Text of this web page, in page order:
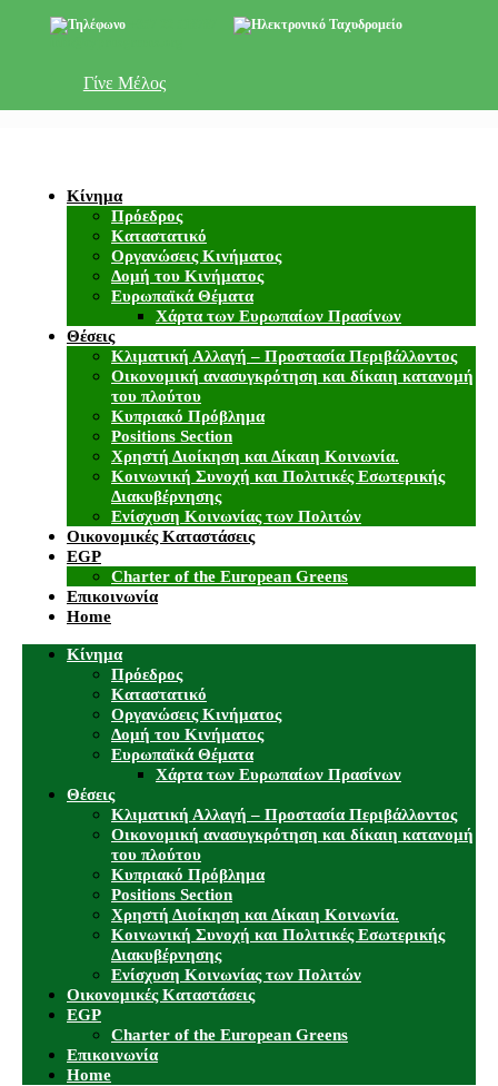
Γίνε Μέλος
Κίνημα
Πρόεδρος
Καταστατικό
Οργανώσεις Κινήματος
Δομή του Κινήματος
Ευρωπαϊκά Θέματα
Χάρτα των Ευρωπαίων Πρασίνων
Θέσεις
Κλιματική Αλλαγή – Προστασία Περιβάλλοντος
Οικονομική ανασυγκρότηση και δίκαιη κατανομή
του πλούτου
Κυπριακό Πρόβλημα
Positions Section
Χρηστή Διοίκηση και Δίκαιη Κοινωνία.
Κοινωνική Συνοχή και Πολιτικές Εσωτερικής
Διακυβέρνησης
Ενίσχυση Κοινωνίας των Πολιτών
Οικονομικές Καταστάσεις
EGP
Charter of the European Greens
Επικοινωνία
Home
Κίνημα
Πρόεδρος
Καταστατικό
Οργανώσεις Κινήματος
Δομή του Κινήματος
Ευρωπαϊκά Θέματα
Χάρτα των Ευρωπαίων Πρασίνων
Θέσεις
Κλιματική Αλλαγή – Προστασία Περιβάλλοντος
Οικονομική ανασυγκρότηση και δίκαιη κατανομή
του πλούτου
Κυπριακό Πρόβλημα
Positions Section
Χρηστή Διοίκηση και Δίκαιη Κοινωνία.
Κοινωνική Συνοχή και Πολιτικές Εσωτερικής
Διακυβέρνησης
Ενίσχυση Κοινωνίας των Πολιτών
Οικονομικές Καταστάσεις
EGP
Charter of the European Greens
Επικοινωνία
Home